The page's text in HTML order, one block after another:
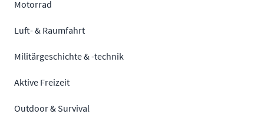
Motorrad
Luft- & Raumfahrt
Militärgeschichte & -technik
Aktive Freizeit
Outdoor & Survival